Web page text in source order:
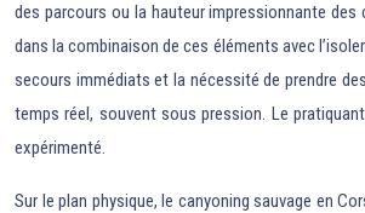
des parcours ou la hauteur impressionnante
dans la combinaison de ces éléments avec
secours immédiats et la nécessité de prendre
temps réel, souvent sous pression. Le
expérimenté.
Sur le plan physique, le canyoning sauvage en